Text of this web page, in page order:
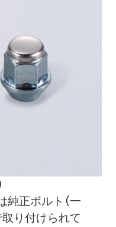
純正ボルト（一
り付けられて